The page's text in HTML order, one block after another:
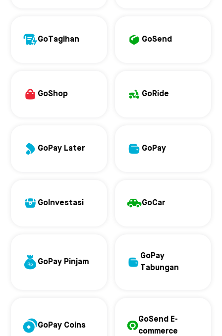
GoTagihan GoSend
GoShop GoRide
GoPay Later GoPay
GoInvestasi GoCar
GoPay Pinjam
GoPay
Tabungan
GoPay Coins
GoSend E-
commerce